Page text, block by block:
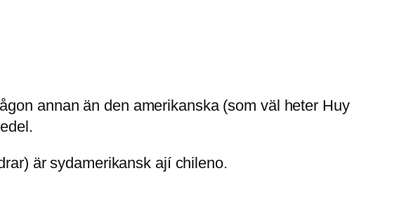
annan än den amerikanska (som väl heter Huy
är sydamerikansk ají chileno.